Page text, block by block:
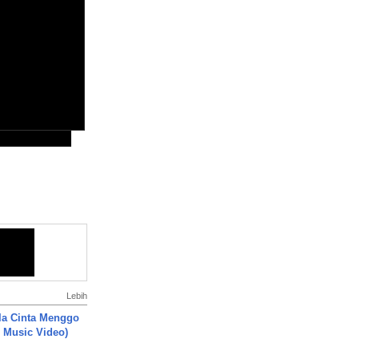
Lebih
Cinta Menggo
Music Video)